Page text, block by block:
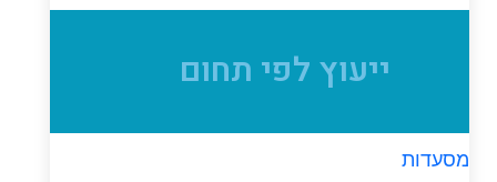
ייעוץ לפי תחום
מסעדות